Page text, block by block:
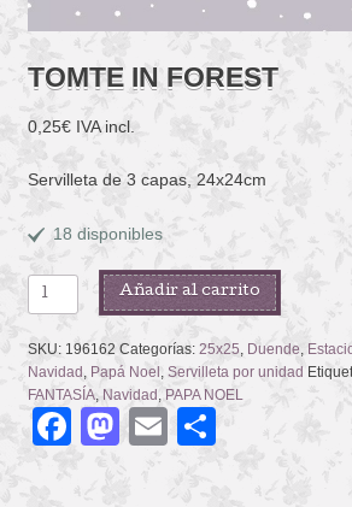
TOMTE IN FOREST
0,25€ IVA incl.
Servilleta de 3 capas, 24x24cm
18 disponibles
TOMTE
IN
FOREST
cantidad
Añadir al carrito
SKU: 196162 Categorías: 25x25 Duende
Navidad Papá Noel Servilleta por unidad
FANTASÍA, Navidad PAPA NOEL
Facebook
Mastodon
Email